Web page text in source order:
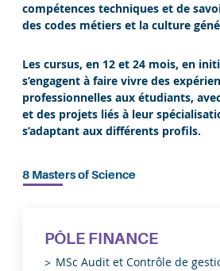
compétences techniques et de
des codes métiers et la culture
Les cursus, en 12 et 24 mois, en
s’engagent à faire vivre des
professionnelles aux étudiants,
et des projets liés à leur
s’adaptant aux différents profils.
8 Masters of Science
PÔLE FINANCE
MSc Audit et Contrôle de